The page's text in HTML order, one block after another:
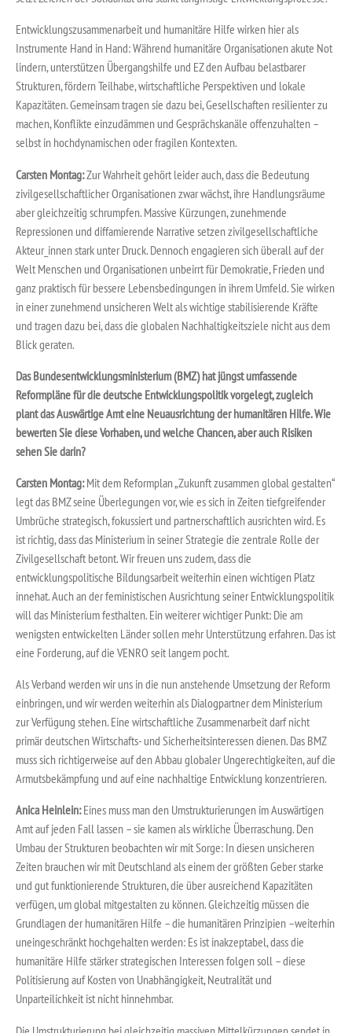
Entwicklungszusammenarbeit und humanitäre Hilfe wirken hier als
Instrumente Hand in Hand: Während humanitäre Organisationen akute Not
lindern, unterstützen Übergangshilfe und EZ den Aufbau belastbarer
Strukturen, fördern Teilhabe, wirtschaftliche Perspektiven und lokale
Kapazitäten. Gemeinsam tragen sie dazu bei, Gesellschaften resilienter zu
machen, Konflikte einzudämmen und Gesprächskanäle offenzuhalten –
selbst in hochdynamischen oder fragilen Kontexten.
Carsten Montag:Zur Wahrheit gehört leider auch, dass die Bedeutung
zivilgesellschaftlicher Organisationen zwar wächst, ihre Handlungsräume
aber gleichzeitig schrumpfen. Massive Kürzungen, zunehmende
Repressionen und diffamierende Narrative setzen zivilgesellschaftliche
Akteur_innen stark unter Druck. Dennoch engagieren sich überall auf der
Welt Menschen und Organisationen unbeirrt für Demokratie, Frieden und
ganz praktisch für bessere Lebensbedingungen in ihrem Umfeld. Sie wirken
in einer zunehmend unsicheren Welt als wichtige stabilisierende Kräfte
und tragen dazu bei, dass die globalen Nachhaltigkeitsziele nicht aus dem
Blick geraten.
Das Bundesentwicklungsministerium (BMZ) hat jüngst umfassende
Reformpläne für die deutsche Entwicklungspolitik vorgelegt, zugleich
plant das Auswärtige Amt eine Neuausrichtung der humanitären Hilfe. Wie
bewerten Sie diese Vorhaben, und welche Chancen, aber auch Risiken
sehen Sie darin?
Carsten Montag:Mit dem Reformplan „Zukunft zusammen global gestalten“
legt das BMZ seine Überlegungen vor, wie es sich in Zeiten tiefgreifender
Umbrüche strategisch, fokussiert und partnerschaftlich ausrichten wird. Es
ist richtig, dass das Ministerium in seiner Strategie die zentrale Rolle der
Zivilgesellschaft betont. Wir freuen uns zudem, dass die
entwicklungspolitische Bildungsarbeit weiterhin einen wichtigen Platz
innehat. Auch an der feministischen Ausrichtung seiner Entwicklungspolitik
will das Ministerium festhalten. Ein weiterer wichtiger Punkt: Die am
wenigsten entwickelten Länder sollen mehr Unterstützung erfahren. Das ist
eine Forderung, auf die VENRO seit langem pocht.
Als Verband werden wir uns in die nun anstehende Umsetzung der Reform
einbringen, und wir werden weiterhin als Dialogpartner dem Ministerium
zur Verfügung stehen. Eine wirtschaftliche Zusammenarbeit darf nicht
primär deutschen Wirtschafts- und Sicherheitsinteressen dienen. Das BMZ
muss sich richtigerweise auf den Abbau globaler Ungerechtigkeiten, auf die
Armutsbekämpfung und auf eine nachhaltige Entwicklung konzentrieren.
Anica Heinlein:Eines muss man den Umstrukturierungen im Auswärtigen
Amt auf jeden Fall lassen – sie kamen als wirkliche Überraschung. Den
Umbau der Strukturen beobachten wir mit Sorge: In diesen unsicheren
Zeiten brauchen wir mit Deutschland als einem der größten Geber starke
und gut funktionierende Strukturen, die über ausreichend Kapazitäten
verfügen, um global mitgestalten zu können. Gleichzeitig müssen die
Grundlagen der humanitären Hilfe – die humanitären Prinzipien –weiterhin
uneingeschränkt hochgehalten werden: Es ist inakzeptabel, dass die
humanitäre Hilfe stärker strategischen Interessen folgen soll – diese
Politisierung auf Kosten von Unabhängigkeit, Neutralität und
Unparteilichkeit ist nicht hinnehmbar.